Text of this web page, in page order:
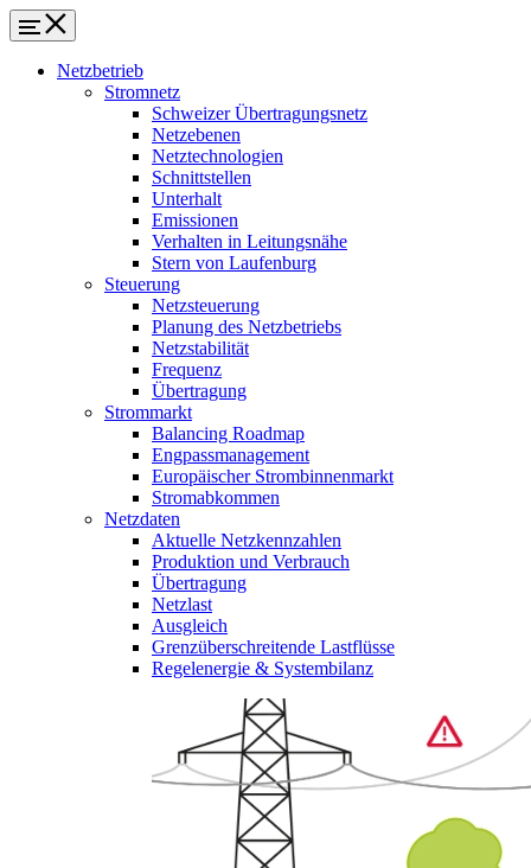
Netzbetrieb
Stromnetz
Schweizer Übertragungsnetz
Netzebenen
Netztechnologien
Schnittstellen
Unterhalt
Emissionen
Verhalten in Leitungsnähe
Stern von Laufenburg
Steuerung
Netzsteuerung
Planung des Netzbetriebs
Netzstabilität
Frequenz
Übertragung
Strommarkt
Balancing Roadmap
Engpassmanagement
Europäischer Strombinnenmarkt
Stromabkommen
Netzdaten
Aktuelle Netzkennzahlen
Produktion und Verbrauch
Übertragung
Netzlast
Ausgleich
Grenzüberschreitende Lastflüsse
Regelenergie & Systembilanz